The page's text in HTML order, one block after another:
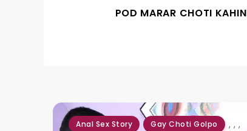
POD MARAR CHOTI
Anal Sex Story ,
Gay Choti Golpo ,,